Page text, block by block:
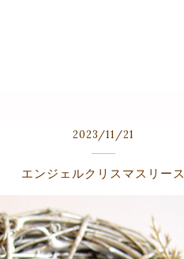
2023/11 /21
エンジェルクリスマスリース